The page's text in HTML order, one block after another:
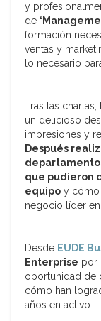
y
de
formación
ventas y
lo necesario
Tras las
un delicioso
impresiones y
Después
que pudieron
equipo y cómo
negocio líder
Desde EUDE
Enterprise por
oportunidad de
cómo han
años en activo.